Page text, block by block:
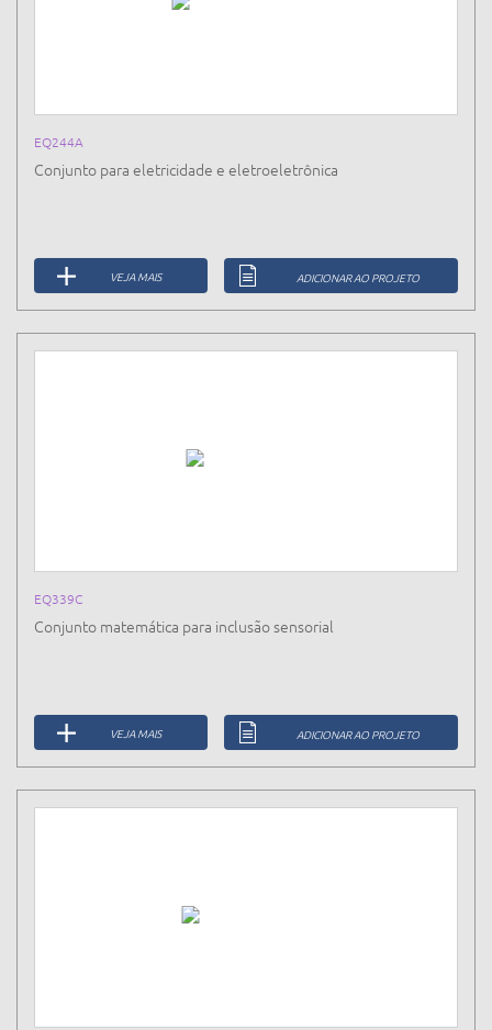
EQ244A
Conjunto para eletricidade e eletroeletrônica
VEJA MAIS ADICIONAR AO PROJETO
EQ339C
Conjunto matemática para inclusão sensorial
VEJA MAIS ADICIONAR AO PROJETO